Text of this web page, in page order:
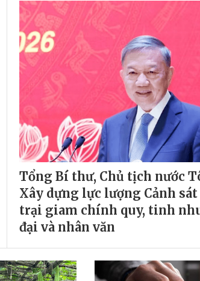
Tổng Bí thư, Chủ tịch nước
Xây dựng lực lượng Cảnh
trại giam chính quy, tinh
đại và nhân văn